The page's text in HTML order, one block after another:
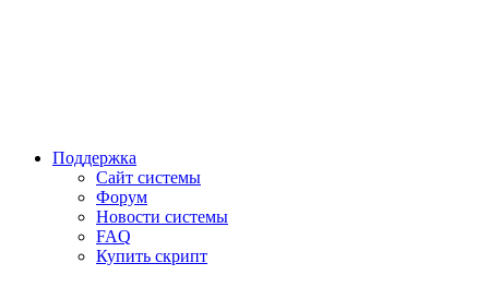
Поддержка
Сайт системы
Форум
Новости системы
FAQ
Купить скрипт